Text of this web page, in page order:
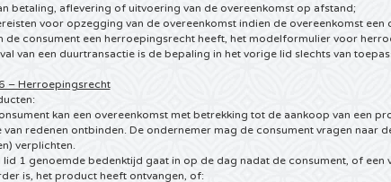
betaling, aflevering of uitvoering van de overeenkomst op afstand;
voor opzegging van de overeenkomst indien de overeenkomst
de consument een herroepingsrecht heeft, het modelformulier voor
van een duurtransactie is de bepaling in het vorige lid slechts van
– Herroepingsrecht
kan een overeenkomst met betrekking tot de aankoop van een
van redenen ontbinden. De ondernemer mag de consument vragen naar
verplichten.
lid 1 genoemde bedenktijd gaat in op de dag nadat de consument, of
is, het product heeft ontvangen, of: